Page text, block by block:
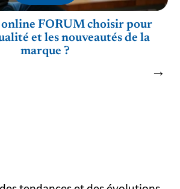
FORUM choisir pour
et les nouveautés de la
marque ?